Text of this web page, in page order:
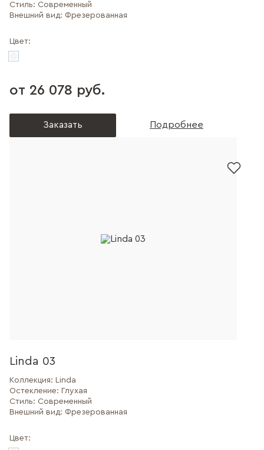
Стиль: Современный
Внешний вид: Фрезерованная
Цвет:
от 26 078 руб.
Заказать Подробнее
Linda 03
Коллекция: Linda
Остекление: Глухая
Стиль: Современный
Внешний вид: Фрезерованная
Цвет: